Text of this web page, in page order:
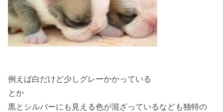
例えば白だけど少しグレーかかっている
とか
黒と シルバーにも見える色が混ざっているなども独特の